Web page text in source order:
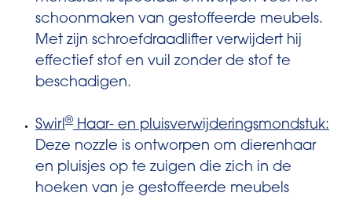
schoonmaken van gestoffeerde meubels.
Met zijn schroefdraadlifter verwijdert hij
effectief stof en vuil zonder de stof te
beschadigen.
Swirl ® Haar- en pluisverwijderingsmondstuk:
Deze nozzle is ontworpen om dierenhaar
en pluisjes op te zuigen die zich in de
hoeken van je gestoffeerde meubels